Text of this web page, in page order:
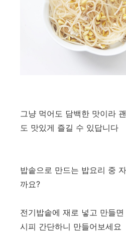
그냥 먹어도 담백한 맛이라
도 맛있게 즐길 수 있답니다
밥솥으로 만드는 밥요리 중
까요?
전기밥솥에 재로 넣고 만들
시피 간단하니 만들어보세요